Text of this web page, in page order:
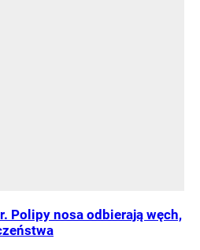
Polipy nosa odbierają węch,